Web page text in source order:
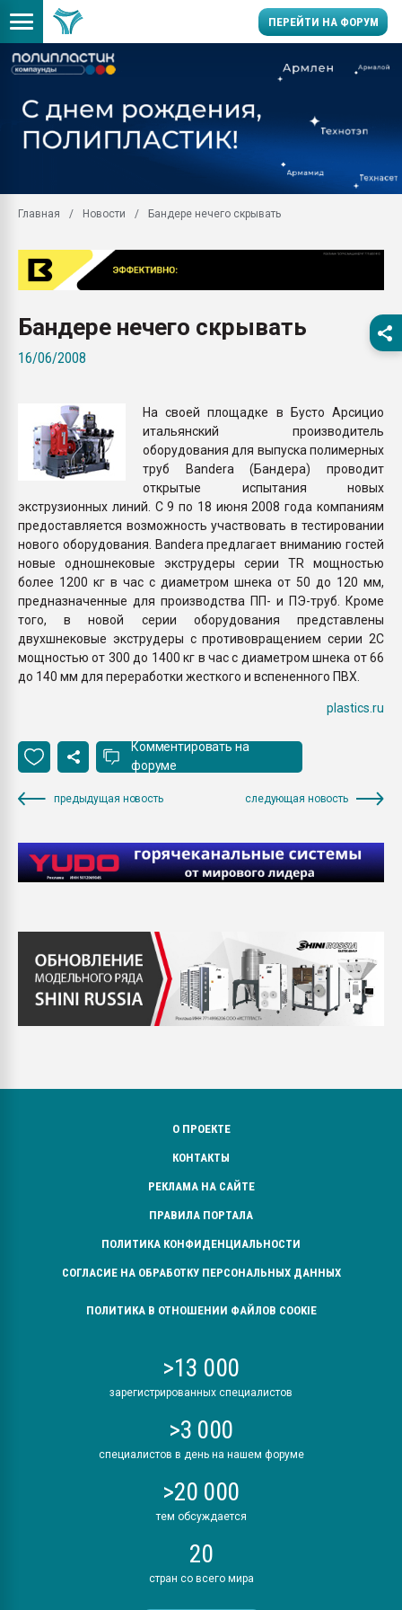
ПЕРЕЙТИ НА ФОРУМ
заводу пластмасс"
Помощь в подборе
Вакуум-формовочные
первый план в
Всё, что касается
бутылок
ПЕРЕЙТИ НА
Главная Новости Бандере нечего скрывать
Бандере нечего скрывать
16/06/2008
На своей площадке в Бусто Арсицио
итальянский производитель
оборудования для выпуска полимерных
труб Bandera (Бандера) проводит
открытые испытания новых
экструзионных линий. С 9 по 18 июня 2008 года компаниям
предоставляется возможность участвовать в тестировании
нового оборудования. Bandera предлагает вниманию гостей
новые одношнековые экструдеры серии TR мощностью
более 1200 кг в час с диаметром шнека от 50 до 120 мм,
предназначенные для производства ПП- и ПЭ-труб. Кроме
того, в новой серии оборудования представлены
двухшнековые экструдеры с противовращением серии 2С
мощностью от 300 до 1400 кг в час с диаметром шнека от 66
до 140 мм для переработки жесткого и вспененного ПВХ.
plastics.ru
Комментировать на
форуме
предыдущая новость следующая новость
О ПРОЕКТЕ
КОНТАКТЫ
РЕКЛАМА НА САЙТЕ
ПРАВИЛА ПОРТАЛА
ПОЛИТИКА КОНФИДЕНЦИАЛЬНОСТИ
СОГЛАСИЕ НА ОБРАБОТКУ ПЕРСОНАЛЬНЫХ ДАННЫХ
ПОЛИТИКА В ОТНОШЕНИИ ФАЙЛОВ COOKIE
>13 000
зарегистрированных специалистов
>3 000
специалистов в день на нашем форуме
>20 000
тем обсуждается
20
стран со всего мира